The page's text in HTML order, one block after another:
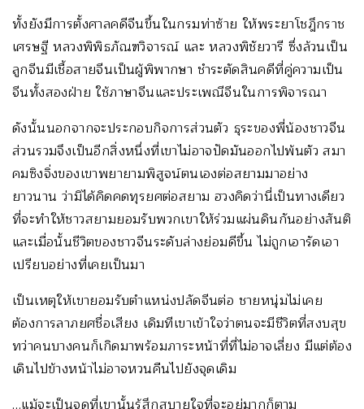
ทั้งยังมีการตั้งศาลคดีจีนขึ้นในกรมท่าซ้าย ให้พระยาโชฎึกราช
เศรษฐี หลวงพิพิธภัณฑวิจารณ์ และ หลวงพิชัยวารี ซึ่งล้วนเป็น
ลูกจีนมีเชื้อสายจีนเป็นผู้พิพากษา ชำระตัดสินคดีที่คู่ความเป็น
จีนทั้งสองฝ่าย ใช้ภาษาจีนและประเพณีจีนในการพิจารณา
ดังนั้นนอกจากจะประกอบกิจการส่วนตัว ธุระของพี่น้องชาวจีน
ส่วนรวมจึงเป็นอีกสิ่งหนึ่งที่เขาไม่อาจปัดมันออกไปพ้นตัว สมา
คมซิงจิ่งของเขาพยายามพิสูจน์ตนเองต่อสยามมาอย่าง
ยาวนาน ว่ามิได้คิดคดทุรยศต่อสยาม ฮวงคิดว่านี่เป็นทางเดียว
ที่จะทำให้ชาวสยามยอมรับพวกเขาให้ร่วมแผ่นดินกันอย่างสันติ
และเมื่อนั้นชีวิตของชาวจีนระดับล่างย่อมดีขึ้น ไม่ถูกเอารัดเอา
เปรียบอย่างที่เคยเป็นมา
เป็นเหตุให้เขายอมรับตำแหน่งปลัดจีนต่อ ชายหนุ่มไม่เคย
ต้องการลาภยศชื่อเสียง เดิมทีเขาเข้าใจว่าตนจะมีชีวิตที่สงบสุข
ทว่าคนบางคนก็เกิดมาพร้อมภาระหน้าที่ที่ไม่อาจเลี่ยง มีแต่ต้อง
เดินไปข้างหน้าไม่อาจหวนคืนไปยังจุดเดิม
…แม้จะเป็นจุดที่เขานั้นรู้สึกสบายใจที่จะอยู่มากก็ตาม